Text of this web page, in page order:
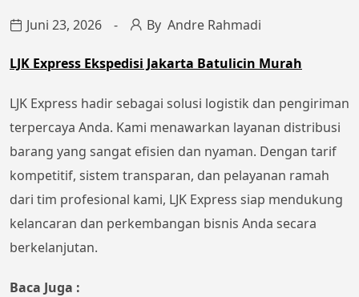
Juni 23, 2026 By Andre Rahmadi
LJK Express Ekspedisi Jakarta Batulicin Murah
LJK Express hadir sebagai solusi logistik dan pengiriman
terpercaya Anda. Kami menawarkan layanan distribusi
barang yang sangat efisien dan nyaman. Dengan tarif
kompetitif, sistem transparan, dan pelayanan ramah
dari tim profesional kami, LJK Express siap mendukung
kelancaran dan perkembangan bisnis Anda secara
berkelanjutan.
Baca Juga :